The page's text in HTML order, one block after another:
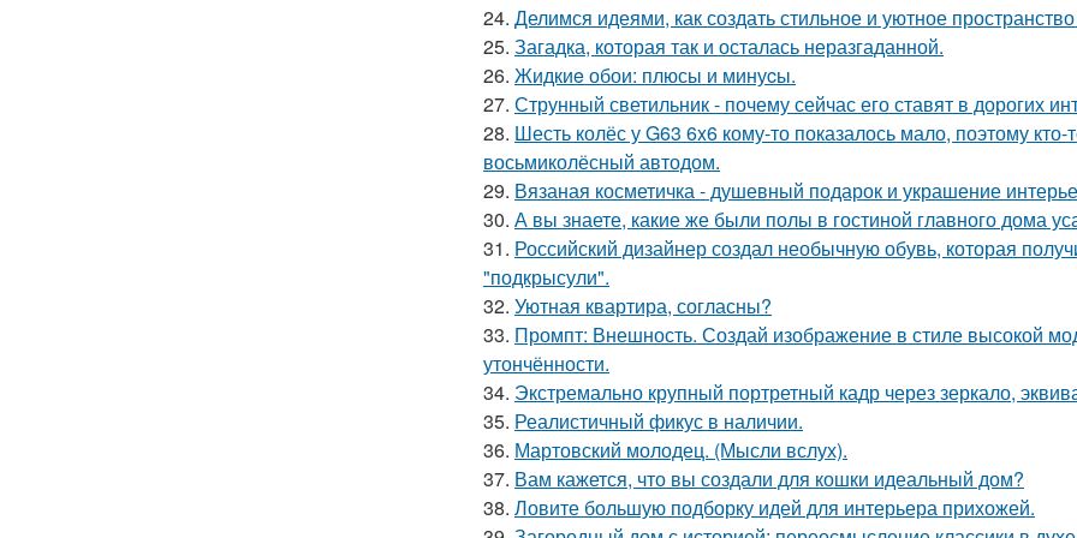
24. Делимся идеями, как создать стильное и уютное
25. Загадка, которая так и осталась неразгаданной.
26. Жидкиe обои: плюсы и минуcы.
27. Струнный светильник - почему сейчас его ставят в дорогих
28. Шесть колёс у G63 6x6 кому-то показалось мало, поэтому
восьмиколёсный автодом.
29. Вязаная косметичка - душевный подарок и украшение
30. А вы знаете, какие же были полы в гостиной главного дома
31. Российский дизайнер создал необычную обувь, которая
"подкрысули".
32. Уютная квартира, согласны?
33. Промпт: Внешность. Создай изображение в стиле высокой
утончённости.
34. Экстремально крупный портретный кадр через зеркало,
35. Реалистичный фикус в наличии.
36. Мартовский молодец. (Мысли вслух).
37. Вам кажется, что вы создали для кошки идеальный дом?
38. Ловите большую подборку идей для интерьера прихожей.